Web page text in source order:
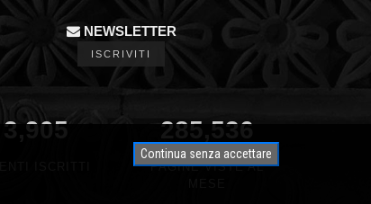
NEWSLETTER
ISCRIVITI
3,905 322,372
PAGINE VISTE AL
Continua senza accettare